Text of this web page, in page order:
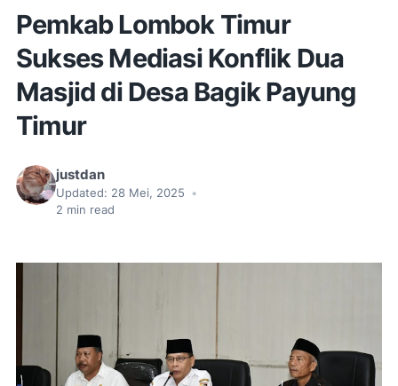
Pemkab Lombok Timur
Sukses Mediasi Konflik Dua
Masjid di Desa Bagik Payung
Timur
justdan
Updated: 28 Mei, 2025
•
2 min read